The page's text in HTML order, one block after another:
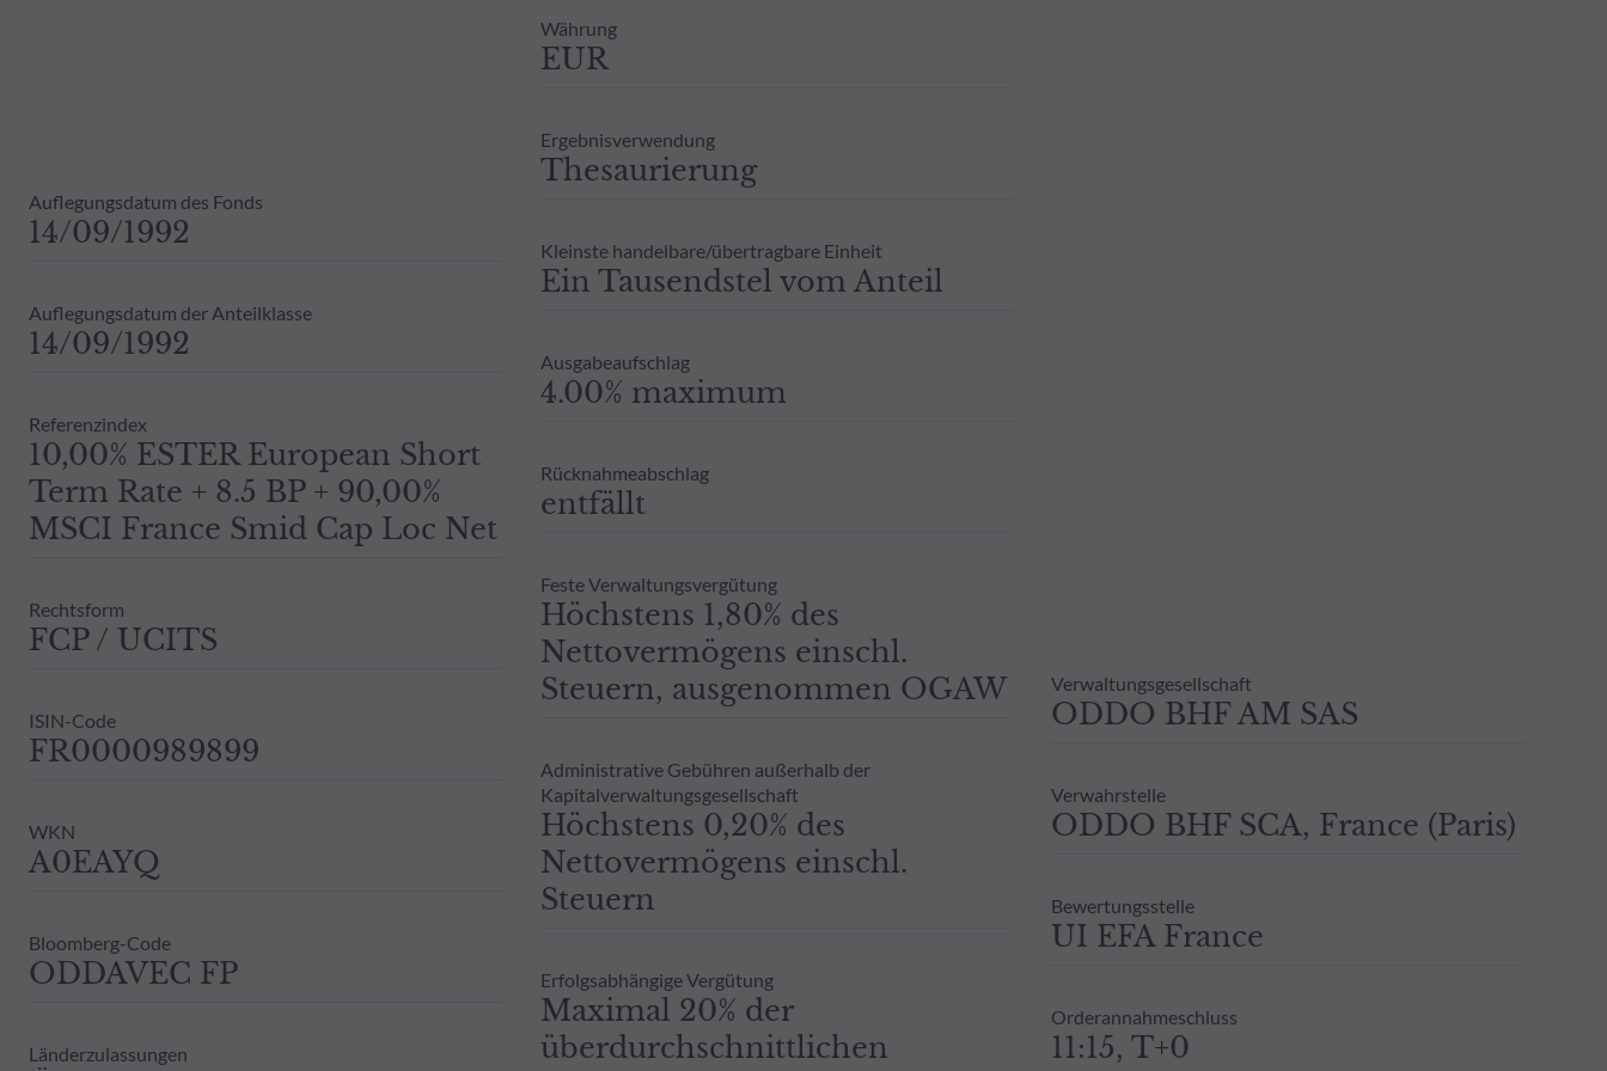
Auflegungsdatum des Fonds
14/09/1992
Auflegungsdatum der Anteilklasse
14/09/1992
Referenzindex
10,00% ESTER European Short
Term Rate + 8.5 BP + 90,00%
MSCI France Smid Cap Loc Net
Rechtsform
FCP / UCITS
ISIN-Code
FR0000989899
WKN
A0EAYQ
Bloomberg-Code
ODDAVEC FP
Länderzulassungen
Währung
EUR
Ergebnisverwendung
Thesaurierung
Kleinste handelbare/übertragbare Einheit
Ein Tausendstel vom Anteil
Ausgabeaufschlag
4.00% maximum
Rücknahmeabschlag
entfällt
Feste Verwaltungsvergütung
Höchstens 1,80% des
Nettovermögens einschl.
Steuern, ausgenommen OGAW
Administrative Gebühren außerhalb der
Kapitalverwaltungsgesellschaft
Höchstens 0,20% des
Nettovermögens einschl.
Steuern
Erfolgsabhängige Vergütung
Maximal 20% der
überdurchschnittlichen
Verwaltungsgesellschaft
ODDO BHF AM SAS
Verwahrstelle
ODDO BHF SCA, France (Paris)
Bewertungsstelle
UI EFA France
Orderannahmeschluss
11:15, T+0
Daher wird empfohlen, sich vor einer Zeichnung an einen Steuerberater zu wenden. Weitere Informationen sind auf Anfrage erhältlich.
Dies beinhaltet bei Vorliegen eines berechtigten Interesses und unter Wahrung einer angemessenen zeitlichen Verzögerung auch
ausdrückliche oder stillschweigende - Zusicherung oder Gewährleistung einer zukünftigen Wertentwicklung gegeben.